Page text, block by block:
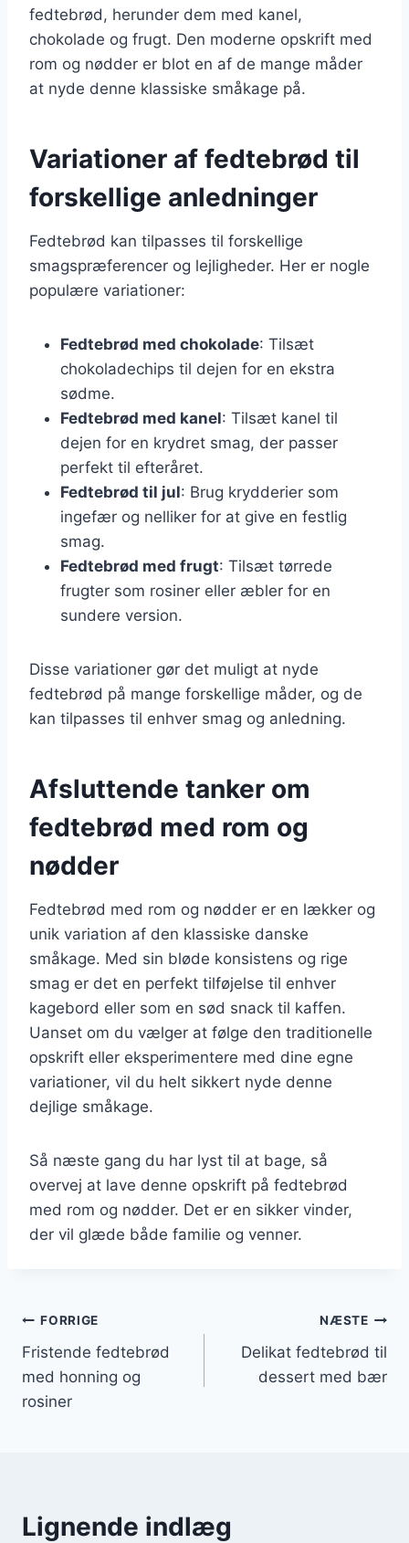
fedtebrød, herunder dem med kanel,
chokolade og frugt. Den moderne opskrift med
rom og nødder er blot en af de mange måder
at nyde denne klassiske småkage på.
Variationer af fedtebrød til
forskellige anledninger
Fedtebrød kan tilpasses til forskellige
smagspræferencer og lejligheder. Her er nogle
populære variationer:
Fedtebrød med chokolade: Tilsæt
chokoladechips til dejen for en ekstra
sødme.
Fedtebrød med kanel: Tilsæt kanel til
dejen for en krydret smag, der passer
perfekt til efteråret.
Fedtebrød til jul: Brug krydderier som
ingefær og nelliker for at give en festlig
smag.
Fedtebrød med frugt: Tilsæt tørrede
frugter som rosiner eller æbler for en
sundere version.
Disse variationer gør det muligt at nyde
fedtebrød på mange forskellige måder, og de
kan tilpasses til enhver smag og anledning.
Afsluttende tanker om
fedtebrød med rom og
nødder
Fedtebrød med rom og nødder er en lækker og
unik variation af den klassiske danske
småkage. Med sin bløde konsistens og rige
smag er det en perfekt tilføjelse til enhver
kagebord eller som en sød snack til kaffen.
Uanset om du vælger at følge den traditionelle
opskrift eller eksperimentere med dine egne
variationer, vil du helt sikkert nyde denne
dejlige småkage.
Så næste gang du har lyst til at bage, så
overvej at lave denne opskrift på fedtebrød
med rom og nødder. Det er en sikker vinder,
der vil glæde både familie og venner.
Indlægsnavigation
FORRIGE
Fristende fedtebrød
med honning og
rosiner
NÆSTE
Delikat fedtebrød til
dessert med bær
Lignende indlæg